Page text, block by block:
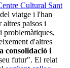
Cultural Sant
viatge i l'han
altres països i
problemàtiques,
d'altres
consolidació i
futur". El relat